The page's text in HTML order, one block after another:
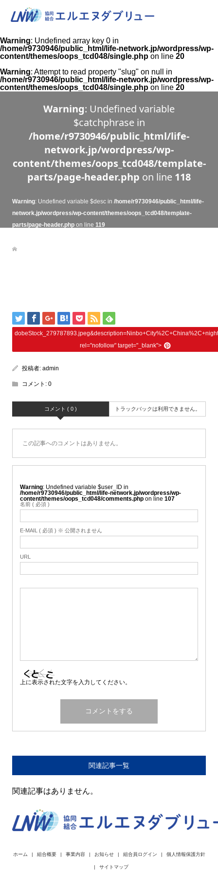
Warning: Undefined array key 0 in
/home/r9730946/public_html/life-network.jp/wordpress/wp-
content/themes/oops_tcd048/single.php on line 20
Warning: Attempt to read property "slug" on null in
/home/r9730946/public_html/life-network.jp/wordpress/wp-
content/themes/oops_tcd048/single.php on line 20
Warning: Undefined variable
$catchphrase in
/home/r9730946/public_html/life-
network.jp/wordpress/wp-
content/themes/oops_tcd048/template-
parts/page-header.php on line 118
Warning: Undefined variable $desc in /home/r9730946/public_html/life-
network.jp/wordpress/wp-content/themes/oops_tcd048/template-
parts/page-header.phpon line 119
rel="nofollow" target="_blank">
投稿者: admin
コメント: 0
コメント ( 0 ) トラックバックは利用できません。
この記事へのコメントはありません。
Warning : Undefined variable $user_ID in
/home/r9730946/public_html/life-network.jp/wordpress/wp-
content/themes/oops_tcd048/comments.phpon line 107
名前 ( 必須 )
E-MAIL ( 必須 ) ※ 公開されません
URL
上に表示された文字を入力してください。
関連記事一覧
関連記事はありません。
ホーム 組合概要 事業内容 お知らせ 組合員ログイン 個人情報保護方針
サイトマップ